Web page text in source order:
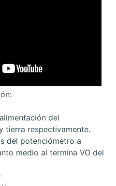
del
tierra respectivamente.
del potenciómetro a
medio al termina VO del